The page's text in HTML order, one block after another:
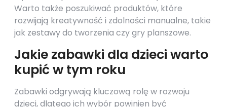
Warto także poszukiwać produktów, które
rozwijają kreatywność i zdolności manualne, takie
jak zestawy do tworzenia czy gry planszowe.
Jakie zabawki dla dzieci warto
kupić w tym roku
Zabawki odgrywają kluczową rolę w rozwoju
dzieci, dlatego ich wybór powinien być